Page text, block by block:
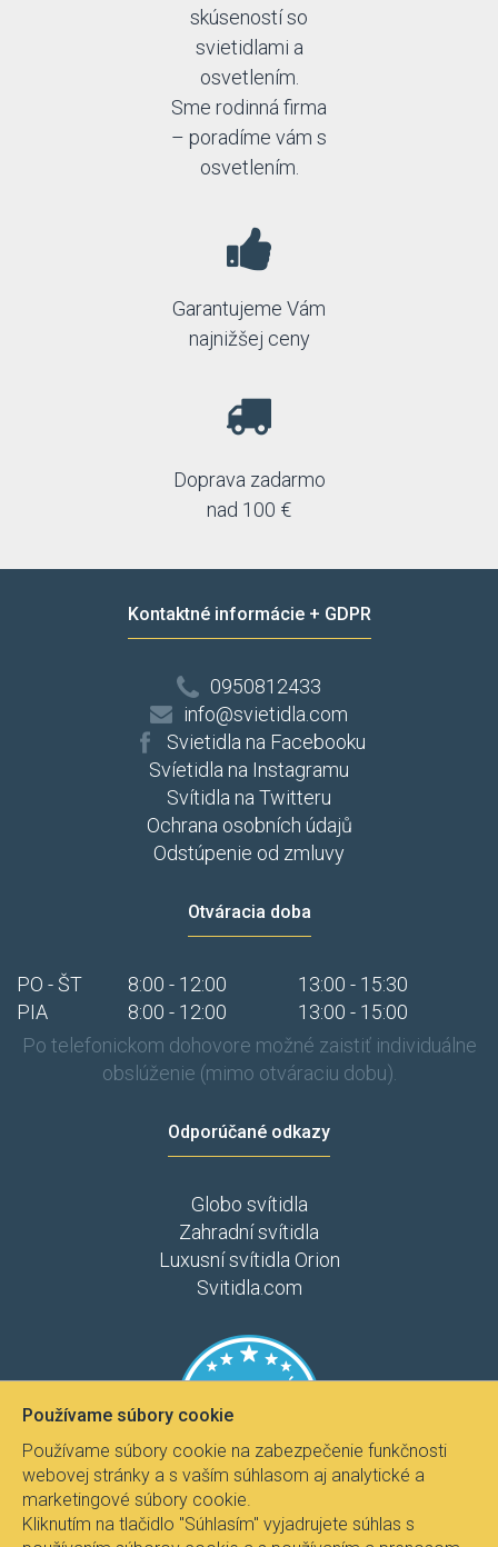
skúseností so
svietidlami a
osvetlením.
Sme rodinná firma
– poradíme vám s
osvetlením.
Garantujeme Vám
najnižšej ceny
Doprava zadarmo
nad 100 €
Kontaktné informácie + GDPR
0950812433
info@svietidla.com
Svietidla na Facebooku
Svíetidla na Instagramu
Svítidla na Twitteru
Ochrana osobních údajů
Odstúpenie od zmluvy
Otváracia doba
PO - ŠT 8:00 - 12:00
13:00 - 15:30
PIA
8:00 - 12:00
13:00 - 15:00
Po telefonickom dohovore možné zaistiť individuálne
obslúženie (mimo otváraciu dobu).
Odporúčané odkazy
Globo svítidla
Zahradní svítidla
Luxusní svítidla Orion
Svitidla.com
Používame súbory cookie
Používame súbory cookie na zabezpečenie funkčnosti
webovej stránky a s vaším súhlasom aj analytické a
marketingové súbory cookie.
Kliknutím na tlačidlo "Súhlasím" vyjadrujete súhlas s